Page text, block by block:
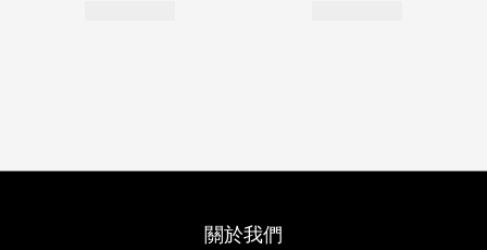
關於我們